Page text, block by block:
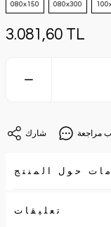
080x150 080x300
3.081,60 TL
شارك مراجعة
حول المنتج
تعليقات